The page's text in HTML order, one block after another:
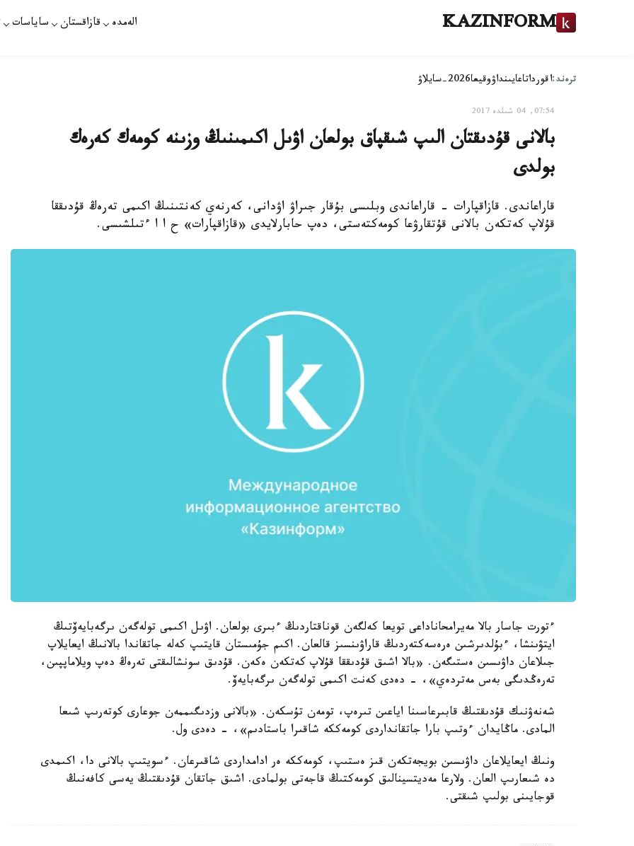
KAZINFORM الەمدە قازاقستان ساياسات
ترەند:اقورداتاعايىنداۋوقيعا2026-سايلاۋ
07:54, 04 شىلدە 2017
بالانى قۇدىقتان الىپ شىقپاق بولعان اۋىل اكىمىنىڭ وزىنە كومەك كەرەك
بولدى
قاراعاندى. قازاقپارات - قاراعاندى وبلىسى بۇقار جىراۋ اۋدانى، كەرنەي كەنتىنىڭ اكىمى تەرەڭ قۇدىققا
قۇلاپ كەتكەن بالانى قۇتقارۋعا كومەكتەستى، دەپ حابارلايدى «قازاقپارات» ح ا ا ءتىلشىسى.
ءتورت جاسار بالا مەيرامحاناداعى تويعا كەلگەن قوناقتاردىڭ ءبىرى بولعان. اۋىل اكىمى تولەگەن ىرگەبايەۆتىڭ
ايتۋىنشا، ءبۇلدىرشىن ەرەسەكتەردىڭ قاراۋىنسىز قالعان. اكىم جۇمىستان قايتىپ كەلە جاتقاندا بالانىڭ ايعايلاپ
جىلاعان داۋىسىن ەستىگەن. «بالا اشىق قۇدىققا قۇلاپ كەتكەن ەكەن. قۇدىق سونشالىقتى تەرەڭ دەپ ويلاماپپىن،
تەرەڭدىگى بەس مەتردەي»، - دەدى كەنت اكىمى تولەگەن ىرگەبايەۆ.
شەنەۋنىك قۇدىقتىڭ قابىرعاسىنا اياعىن تىرەپ، تومەن تۇسكەن. «بالانى وزدىگىممەن جوعارى كوتەرىپ شىعا
المادى. ماڭايدان ءوتىپ بارا جاتقانداردى كومەككە شاقىرا باستادىم»، - دەدى ول.
ونىڭ ايعايلاعان داۋىسىن بويجەتكەن قىز ەستىپ، كومەككە ەر ادامداردى شاقىرعان. ءسويتىپ بالانى دا، اكىمدى
دە شىعارىپ العان. ولارعا مەديتسينالىق كومەكتىڭ قاجەتى بولمادى. اشىق جاتقان قۇدىقتىڭ يەسى كافەنىڭ
قوجايىنى بولىپ شىقتى.